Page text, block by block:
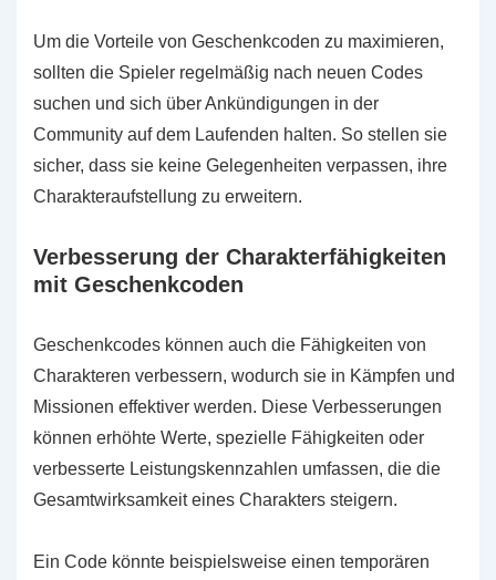
Um die Vorteile von Geschenkcoden zu maximieren,
sollten die Spieler regelmäßig nach neuen Codes
suchen und sich über Ankündigungen in der
Community auf dem Laufenden halten. So stellen sie
sicher, dass sie keine Gelegenheiten verpassen, ihre
Charakteraufstellung zu erweitern.
Verbesserung der Charakterfähigkeiten
mit Geschenkcoden
Geschenkcodes können auch die Fähigkeiten von
Charakteren verbessern, wodurch sie in Kämpfen und
Missionen effektiver werden. Diese Verbesserungen
können erhöhte Werte, spezielle Fähigkeiten oder
verbesserte Leistungskennzahlen umfassen, die die
Gesamtwirksamkeit eines Charakters steigern.
Ein Code könnte beispielsweise einen temporären